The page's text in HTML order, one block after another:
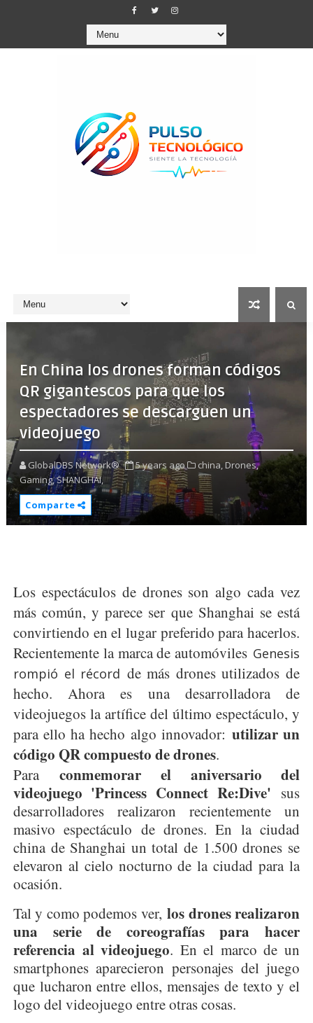
En China los drones forman códigos
QR gigantescos para que los
espectadores se descarguen un
videojuego
GlobalDBS Network® 5 years ago china, Drones,
Gaming,SHANGHAI,
Comparte
Los espectáculos de drones son algo cada vez
más común, y parece ser que Shanghai se está
convirtiendo en el lugar preferido para hacerlos.
Recientemente la marca de automóviles Genesis
rompió el récord de más drones utilizados de
hecho. Ahora es una desarrolladora de
videojuegos la artífice del último espectáculo, y
para ello ha hecho algo innovador: utilizar un
código QR compuesto de drones.
Paraconmemorar el aniversario del
videojuego 'Princess Connect Re:Dive' sus
desarrolladores realizaron recientemente un
masivo espectáculo de drones. En la ciudad
china de Shanghai un total de 1.500 drones se
elevaron al cielo nocturno de la ciudad para la
ocasión.
Tal y como podemos ver,los drones realizaron
una serie de coreografías para hacer
referencia al videojuego. En el marco de un
smartphones aparecieron personajes del juego
que lucharon entre ellos, mensajes de texto y el
logo del videojuego entre otras cosas.